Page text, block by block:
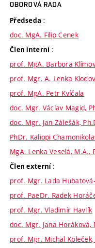
OBOROVÁ RADA
Předseda :
doc. MgA. Filip Cenek
Člen interní :
prof. MgA. Barbora
prof. Mgr. A. Lenka
prof. MgA. Petr Kvíčala
doc. Mgr. Václav Magid,
doc. Mgr. Jan Zálešák,
PhDr. Kaliopi
MgA. Lenka Veselá, M.A.,
Člen externí :
prof. Mgr. Lada
prof. PaeDr. Radek
prof. Mgr. Vladimír Havlík
doc. Mgr. Jana Horáková,
prof. Mgr. Michal Koleček,